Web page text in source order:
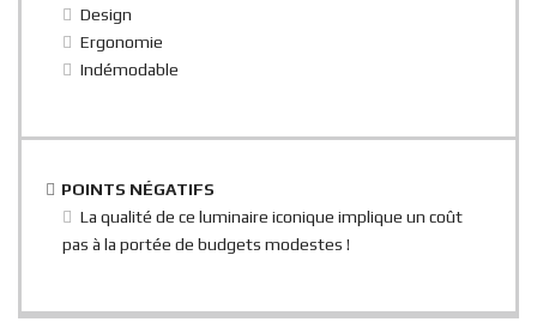
Design
Ergonomie
Indémodable
POINTS NÉGATIFS
La qualité de ce luminaire iconique implique un coût
pas à la portée de budgets modestes !